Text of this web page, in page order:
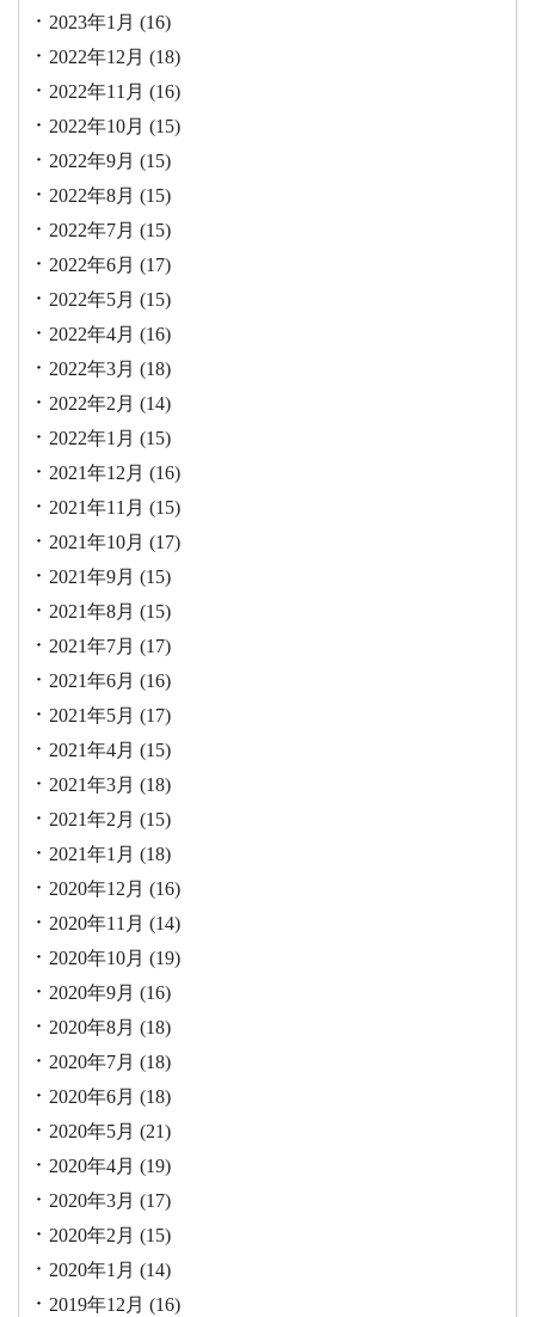
2023年1月 (16)
2022年12月 (18)
2022年11月 (16)
2022年10月 (15)
2022年9月 (15)
2022年8月 (15)
2022年7月 (15)
2022年6月 (17)
2022年5月 (15)
2022年4月 (16)
2022年3月 (18)
2022年2月 (14)
2022年1月 (15)
2021年12月 (16)
2021年11月 (15)
2021年10月 (17)
2021年9月 (15)
2021年8月 (15)
2021年7月 (17)
2021年6月 (16)
2021年5月 (17)
2021年4月 (15)
2021年3月 (18)
2021年2月 (15)
2021年1月 (18)
2020年12月 (16)
2020年11月 (14)
2020年10月 (19)
2020年9月 (16)
2020年8月 (18)
2020年7月 (18)
2020年6月 (18)
2020年5月 (21)
2020年4月 (19)
2020年3月 (17)
2020年2月 (15)
2020年1月 (14)
2019年12月 (16)